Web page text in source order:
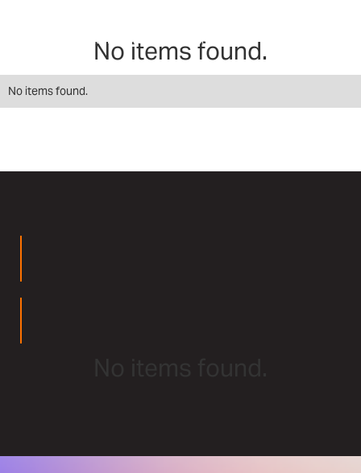
invaluable insights for ministry leaders and staff
No items found.
No items found.